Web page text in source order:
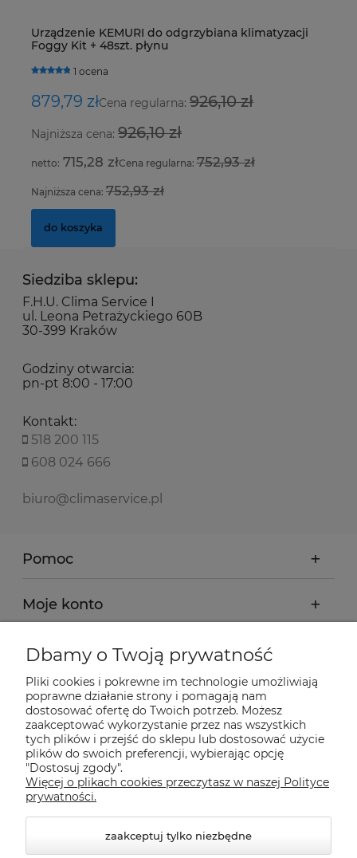
Urządzenie KEMURI do odgrzybiana klimatyzacji
Foggy Kit + 48szt. płynu
1 ocena
879,79 złCena regularna: 926,10 zł
Najniższa cena: 926,10 zł
715,28 złCena regularna:752,93 zł
Najniższa cena: 752,93 zł
do koszyka
Zaworek klimatyzacji VW, Skoda o wymiarach
27,155 x 7,8 mm z fioletowym oringiem
0 ocen
7,00 zł
5,69 zł
do koszyka
Siedziba sklepu:
F.H.U. Clima Service I
ul. Leona Petrażyckiego 60B
30-399 Kraków
Godziny otwarcia:
pn-pt 8:00 - 17:00
Kontakt:
518 200 115
608 024 666
biuro@climaservice.pl
Pomoc
Moje konto
Płatności i dostawa
Informacje
O nas
Nasze sklepy Allegro
Dbamy o Twoją prywatność
Pliki cookies i pokrewne im technologie umożliwiają
poprawne działanie strony i pomagają nam
dostosować ofertę do Twoich potrzeb. Możesz
zaakceptować wykorzystanie przez nas wszystkich
tych plików i przejść do sklepu lub dostosować użycie
plików do swoich preferencji, wybierając opcję
"Dostosuj zgody".
Więcej o plikach cookies przeczytasz w naszej Polityce
prywatności.
zaakceptuj tylko niezbędne